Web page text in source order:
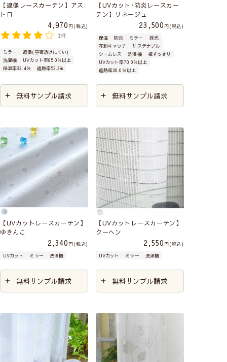
【遮像レースカーテン】アス
トロ
4,970
税込
1件
ミラー
遮像(昼夜透けにくい)
洗濯機
UVカット率85.0％以上
保温率33.4％
遮熱率53.3%
無料サンプル請求
【UVカット･防炎レースカー
テン】リネージュ
23,500
税込
保温
防炎 ミラー
採光
花粉キャッチ
サステナブル
シームレス
洗濯機
裾すっきり
UVカット率70.0％以上
遮熱率20.0％以上
無料サンプル請求
【UVカットレースカーテン】
ゆきんこ
2,340
税込
UVカット
ミラー 洗濯機
無料サンプル請求
【UVカットレースカーテン】
クーヘン
2,550
税込
UVカット
ミラー 洗濯機
無料サンプル請求